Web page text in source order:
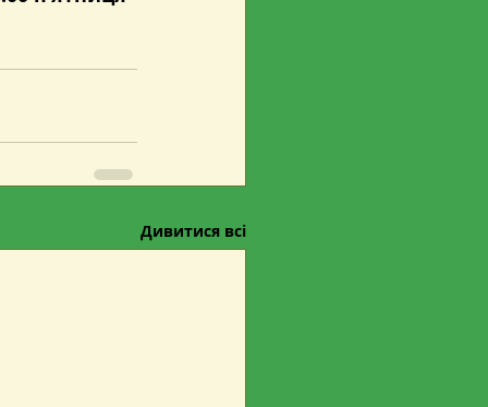
Дивитися всі